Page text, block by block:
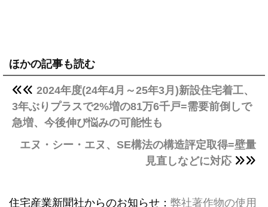
ほかの記事も読む
2024年度(24年4月～25年3月)新設住宅着工、
3年ぶりプラスで2%増の81万6千戸=需要前倒しで
急増、今後伸び悩みの可能性も
エヌ・シー・エヌ、SE構法の構造評定取得=壁量
見直しなどに対応
住宅産業新聞社からのお知らせ： 弊社著作物の使用